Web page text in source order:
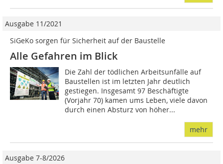
Ausgabe 11/2021
SiGeKo sorgen für Sicherheit auf der Baustelle
Alle Gefahren im Blick
Die Zahl der tödlichen Arbeitsunfälle auf
Baustellen ist im letzten Jahr deutlich
gestiegen. Insgesamt 97 Beschäftigte
(Vorjahr 70) kamen ums Leben, viele davon
durch einen Absturz von höher...
mehr
Ausgabe 7-8/2026